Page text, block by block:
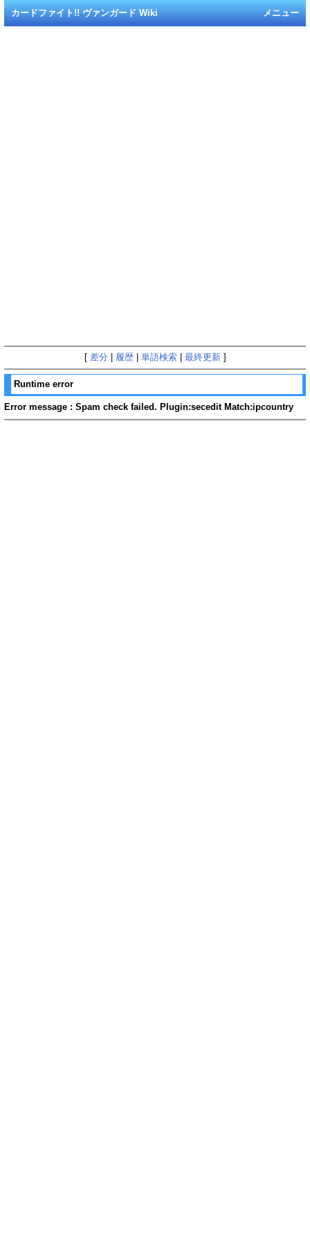
メニュー
カードファイト!! ヴァンガード Wiki
[ 差分 履歴| 単語検索| 最終更新]
Runtime error
Error message : Spam check failed. Plugin:secedit Match:ipcountry